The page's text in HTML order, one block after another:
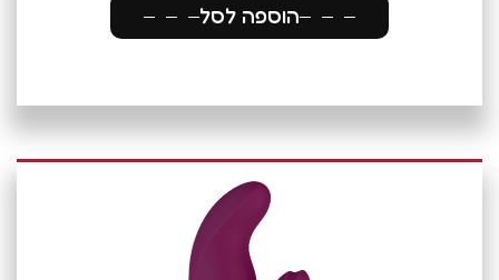
הוספה לסל